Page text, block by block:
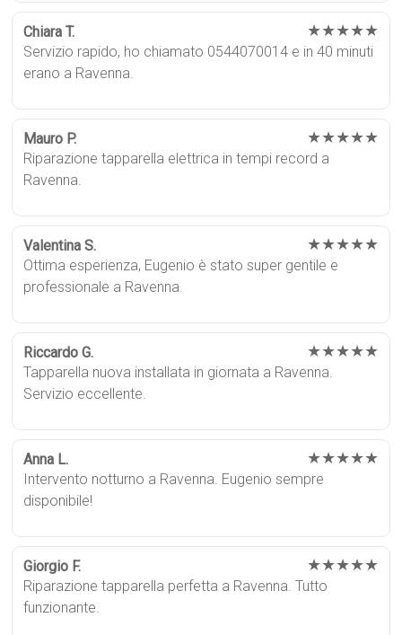
Chiara T. ★★★★★
Servizio rapido, ho chiamato 0544070014 e in 40 minuti
erano a Ravenna.
Mauro P. ★★★★★
Riparazione tapparella elettrica in tempi record a
Ravenna.
Valentina S. ★★★★★
Ottima esperienza, Eugenio è stato super gentile e
professionale a Ravenna.
Riccardo G. ★★★★★
Tapparella nuova installata in giornata a Ravenna.
Servizio eccellente.
Anna L. ★★★★★
Intervento notturno a Ravenna. Eugenio sempre
disponibile!
Giorgio F. ★★★★★
Riparazione tapparella perfetta a Ravenna. Tutto
funzionante.